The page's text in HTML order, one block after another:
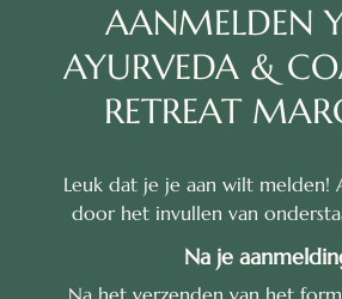
AANMELDEN
AYURVEDA &
RETREAT
Leuk dat je je aan wilt melden!
door het invullen van
Na je
Na het verzenden van het